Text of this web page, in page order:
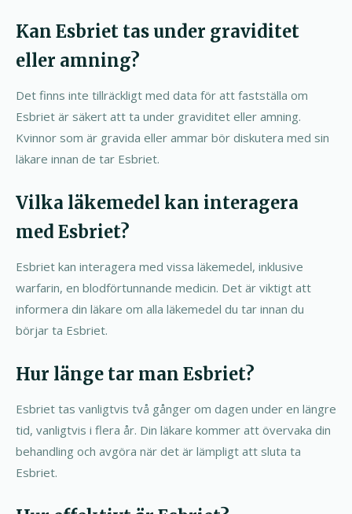
Kan Esbriet tas under graviditet
eller amning?
Det finns inte tillräckligt med data för att fastställa om
Esbriet är säkert att ta under graviditet eller amning.
Kvinnor som är gravida eller ammar bör diskutera med sin
läkare innan de tar Esbriet.
Vilka läkemedel kan interagera
med Esbriet?
Esbriet kan interagera med vissa läkemedel, inklusive
warfarin, en blodförtunnande medicin. Det är viktigt att
informera din läkare om alla läkemedel du tar innan du
börjar ta Esbriet.
Hur länge tar man Esbriet?
Esbriet tas vanligtvis två gånger om dagen under en längre
tid, vanligtvis i flera år. Din läkare kommer att övervaka din
behandling och avgöra när det är lämpligt att sluta ta
Esbriet.